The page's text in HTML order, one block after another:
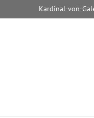
Kardinal-von-